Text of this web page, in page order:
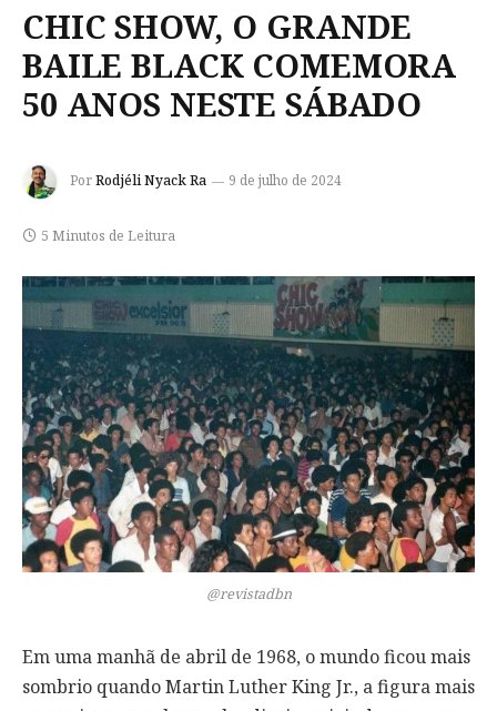
CHIC SHOW, O GRANDE
BAILE BLACK COMEMORA
50 ANOS NESTE SÁBADO
PorRodjéli Nyack Ra 9 de julho de 2024
5 Minutos de Leitura
@revistadbn
Em uma manhã de abril de 1968, o mundo ficou mais
sombrio quando Martin Luther King Jr., a figura mais